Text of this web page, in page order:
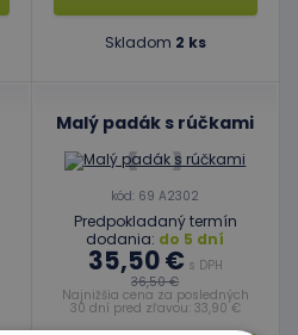
Skladom 2 ks
Malý padák s rúčkami
kód: 69 A2302
Predpokladaný termín
dodania: do 5 dní
35,50 € s DPH
36,50 €
Najnižšia cena za posledných
30 dní pred zľavou: 33,90 €